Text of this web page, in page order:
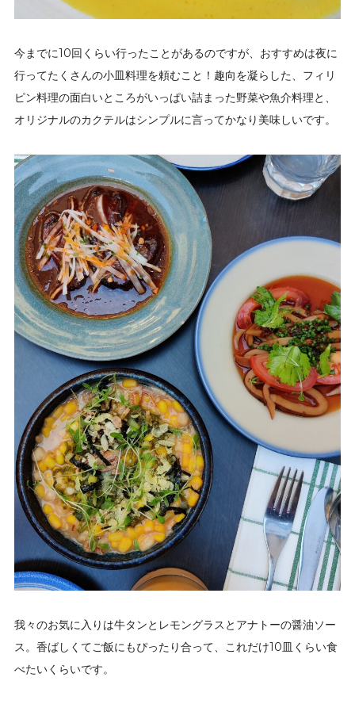
今までに10回くらい行ったことがあるのですが、おすすめは夜に
行ってたくさんの小皿料理を頼むこと！趣向を凝らした、フィリ
ピン料理の面白いところがいっぱい詰まった野菜や魚介料理と、
オリジナルのカクテルはシンプルに言ってかなり美味しいです。
我々のお気に入りは牛タンとレモングラスとアナトーの醤油ソー
ス。香ばしくてご飯にもぴったり合って、これだけ10皿くらい食
べたいくらいです。